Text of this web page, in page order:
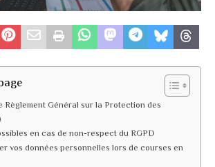
Règlement Général sur la Protection des
en cas de non-respect du RGPD
vos données personnelles lors de courses en